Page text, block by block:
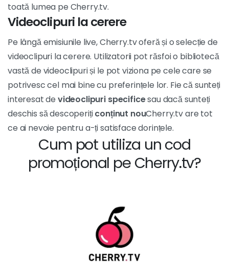
toată lumea pe Cherry.tv.
Videoclipuri la cerere
Pe lângă emisiunile live, Cherry.tv oferă și o selecție de
videoclipuri la cerere. Utilizatorii pot răsfoi o bibliotecă
vastă de videoclipuri și le pot viziona pe cele care se
potrivesc cel mai bine cu preferințele lor. Fie că sunteți
interesat de videoclipuri specificesau dacă sunteți
deschis să descoperițiconținut nouCherry.tv are tot
ce ai nevoie pentru a-ți satisface dorințele.
Cum pot utiliza un cod
promoțional pe Cherry.tv?